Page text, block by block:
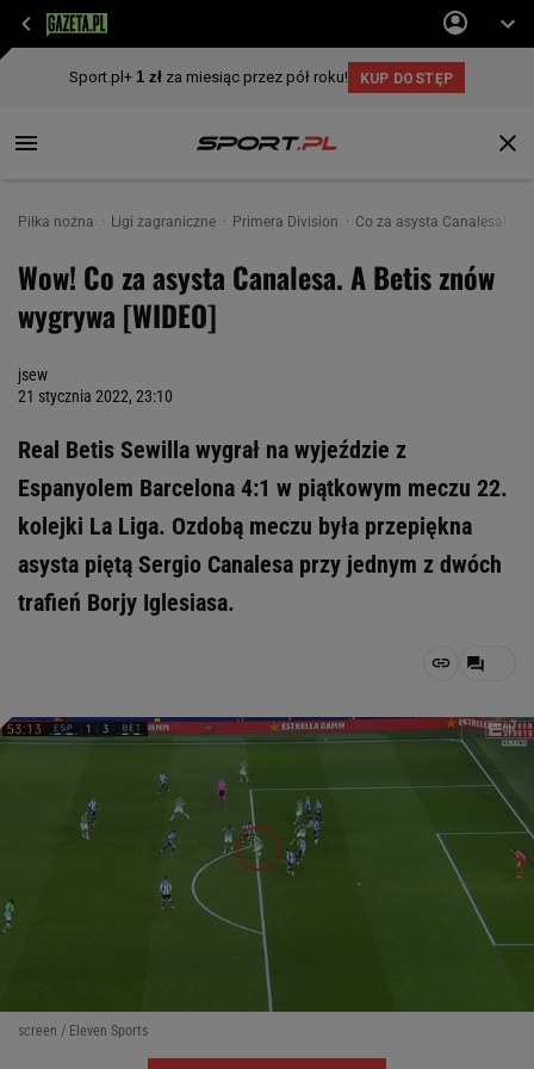
Piłka nożna Ligi zagraniczne Primera Division Co za asysta Canalesa!
Wow! Co za asysta Canalesa. A Betis znów
wygrywa [WIDEO]
jsew
21 stycznia 2022, 23:10
Real Betis Sewilla wygrał na wyjeździe z
Espanyolem Barcelona 4:1 w piątkowym meczu 22.
kolejki La Liga. Ozdobą meczu była przepiękna
asysta piętą Sergio Canalesa przy jednym z dwóch
trafień Borjy Iglesiasa.
screen / Eleven Sports